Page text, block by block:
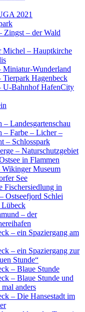
2021
Zingst – der Wald
Michel – Hauptkirche
Miniatur-Wunderland
Tierpark Hagenbeck
U-Bahnhof HafenCity
– Landesgartenschau
– Farbe – Licher –
– Schlosspark
– Naturschutzgebiet
in Flammen
Wikinger Museum
See
Fischersiedlung in
Ostseefjord Schlei
Lübeck
– der
– ein Spaziergang am
– ein Spaziergang zur
Stunde“
– Blaue Stunde
– Blaue Stunde und
mal anders
– Die Hansestadt im